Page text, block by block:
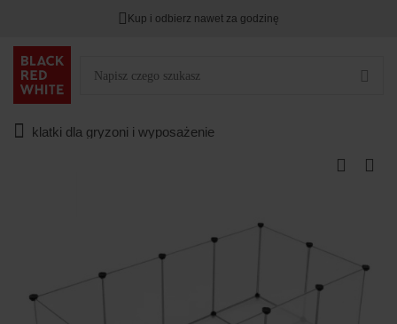
Kup i odbierz nawet za godzinę
klatki dla gryzoni i wyposażenie